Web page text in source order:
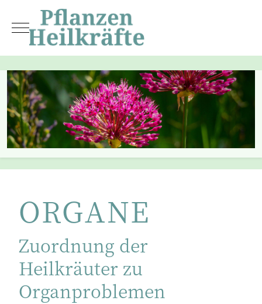
Mobile Menu Toggle
ORGANE
Zuordnung der
Heilkräuter zu
Organproblemen